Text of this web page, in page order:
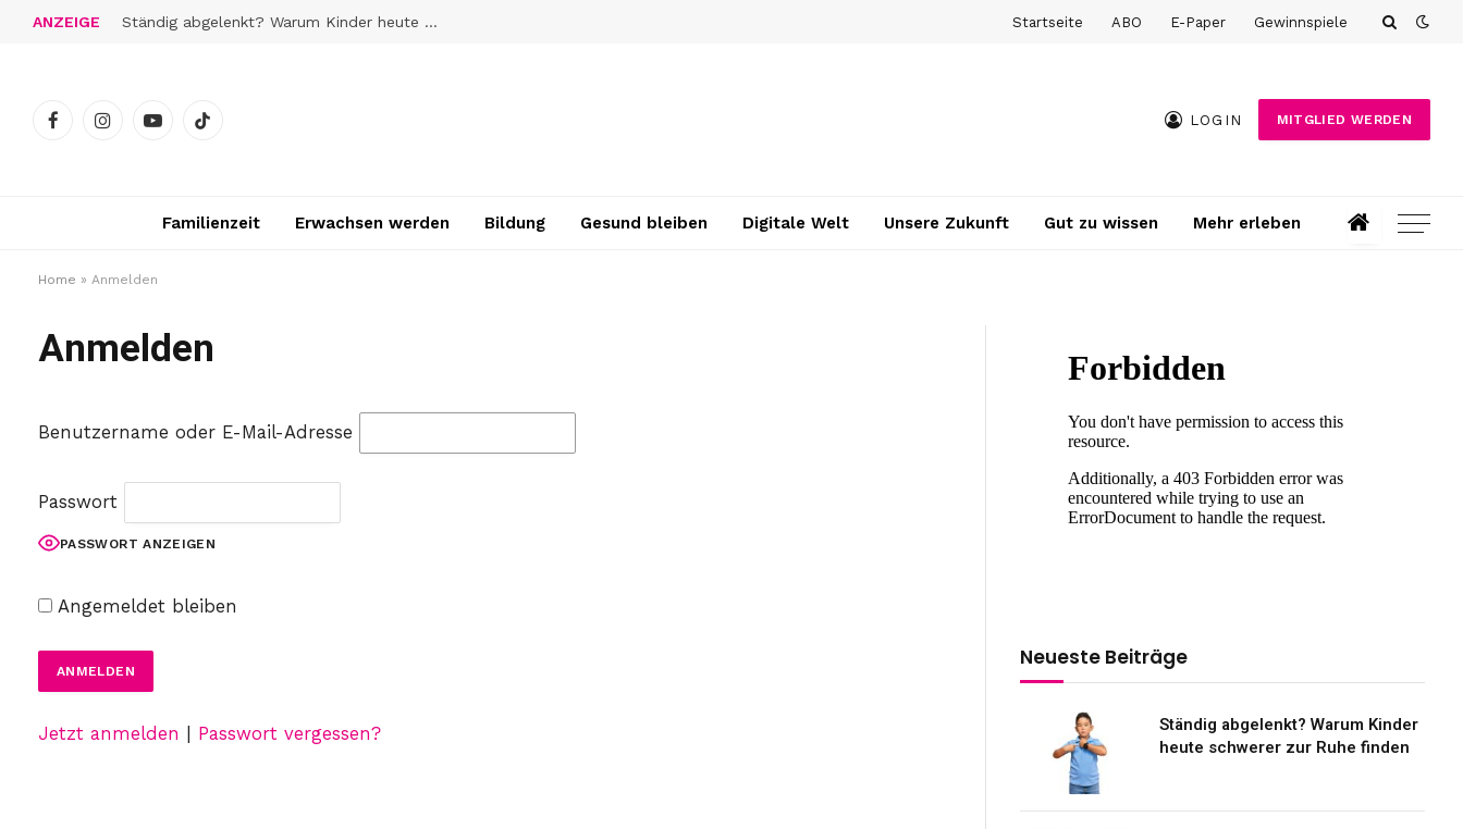
ANZEIGE Ständig abgelenkt? Warum Kinder heute schwerer zur Ruhe finden Startseite ABO E-Paper Gewinnspiele
FacebookInstagramYouTubeTikTok
LOGIN MITGLIED WERDEN
Familienzeit Erwachsen werden Bildung Gesund bleiben Digitale Welt Unsere Zukunft Gut zu wissen Mehr erleben
Home » Anmelden
Anmelden
Benutzername oder E-Mail-Adresse
Passwort
PASSWORT ANZEIGEN
Angemeldet bleiben
Jetzt anmelden Passwort vergessen?
Neueste Beiträge
Ständig abgelenkt? Warum Kinder
heute schwerer zur Ruhe finden